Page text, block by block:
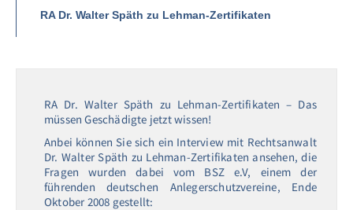
RA Dr. Walter Späth zu Lehman-Zertifikaten
RA Dr. Walter Späth zu Lehman-Zertifikaten – Das
müssen Geschädigte jetzt wissen!
Anbei können Sie sich ein Interview mit Rechtsanwalt
Dr. Walter Späth zu Lehman-Zertifikaten ansehen, die
Fragen wurden dabei vom BSZ e.V, einem der
führenden deutschen Anlegerschutzvereine, Ende
Oktober 2008 gestellt: